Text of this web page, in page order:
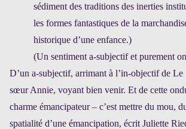
sédiment des traditions des inerties
les formes fantastiques de la
historique d’une enfance.)
(Un sentiment a-subjectif et purement
D’un a-subjectif, arrimant à l’in-objectif de
sœur Annie, voyant bien venir. Et de cette
charme émancipateur – c’est mettre du mou,
spatialité d’une émancipation, écrit Juliette